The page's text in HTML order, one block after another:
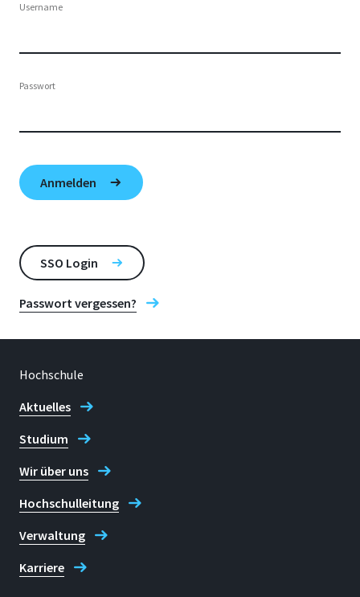
Username
Passwort
SSO Login
Passwort vergessen?
Hochschule
Aktuelles
Studium
Wir über uns
Hochschulleitung
Verwaltung
Karriere